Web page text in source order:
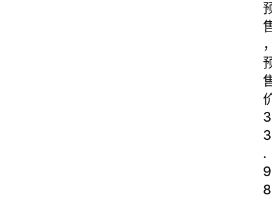
3
3
.
9
8